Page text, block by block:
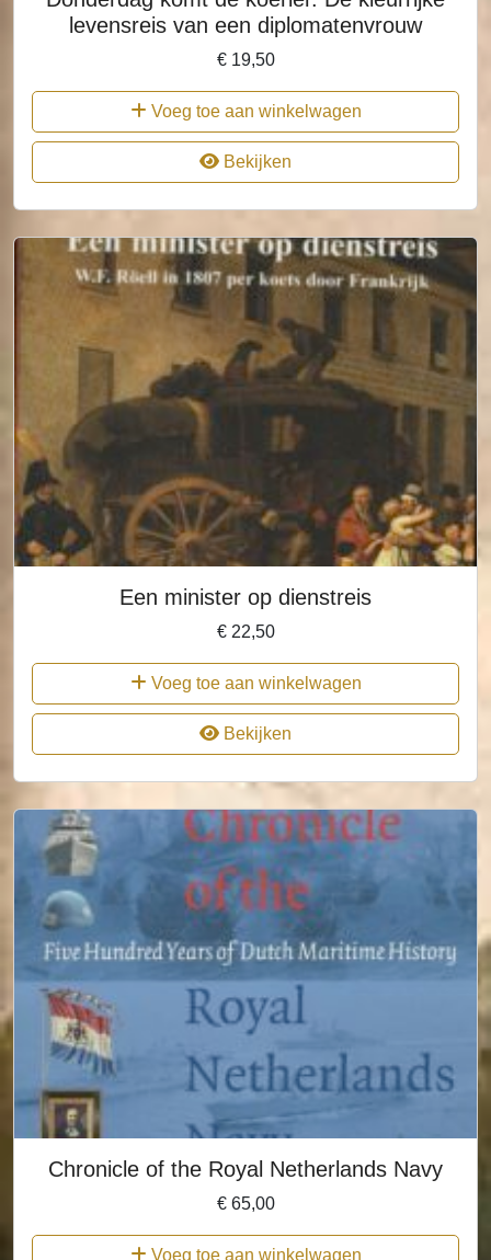
levensreis van een diplomatenvrouw
€19,50
Voeg toe aan winkelwagen
Bekijken
Een minister op dienstreis
€22,50
Voeg toe aan winkelwagen
Bekijken
Chronicle of the Royal Netherlands Navy
€65,00
Voeg toe aan winkelwagen